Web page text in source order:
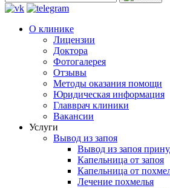
О клинике
Лицензии
Доктора
Фотогалерея
Отзывы
Методы оказания помощи
Юридическая информация
Главврач клиники
Вакансии
Услуги
Вывод из запоя
Вывод из запоя
Капельница от запоя
Капельница от
Лечение похмелья